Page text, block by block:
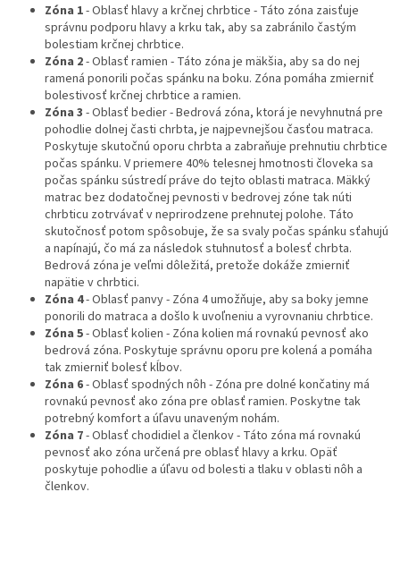
Zóna 1- Oblasť hlavy a krčnej chrbtice - Táto zóna zaisťuje
správnu podporu hlavy a krku tak, aby sa zabránilo častým
bolestiam krčnej chrbtice.
Zóna 2- Oblasť ramien - Táto zóna je mäkšia, aby sa do nej
ramená ponorili počas spánku na boku. Zóna pomáha zmierniť
bolestivosť krčnej chrbtice a ramien.
Zóna 3 - Oblasť bedier - Bedrová zóna, ktorá je nevyhnutná pre
pohodlie dolnej časti chrbta, je najpevnejšou časťou matraca.
Poskytuje skutočnú oporu chrbta a zabraňuje prehnutiu chrbtice
počas spánku. V priemere 40% telesnej hmotnosti človeka sa
počas spánku sústredí práve do tejto oblasti matraca. Mäkký
matrac bez dodatočnej pevnosti v bedrovej zóne tak núti
chrbticu zotrvávať v neprirodzene prehnutej polohe. Táto
skutočnosť potom spôsobuje, že sa svaly počas spánku sťahujú
a napínajú, čo má za následok stuhnutosť a bolesť chrbta.
Bedrová zóna je veľmi dôležitá, pretože dokáže zmierniť
napätie v chrbtici.
Zóna 4- Oblasť panvy - Zóna 4 umožňuje, aby sa boky jemne
ponorili do matraca a došlo k uvoľneniu a vyrovnaniu chrbtice.
Zóna 5- Oblasť kolien - Zóna kolien má rovnakú pevnosť ako
bedrová zóna. Poskytuje správnu oporu pre kolená a pomáha
tak zmierniť bolesť kĺbov.
Zóna 6- Oblasť spodných nôh - Zóna pre dolné končatiny má
rovnakú pevnosť ako zóna pre oblasť ramien. Poskytne tak
potrebný komfort a úľavu unaveným nohám.
Zóna 7- Oblasť chodidiel a členkov - Táto zóna má rovnakú
pevnosť ako zóna určená pre oblasť hlavy a krku. Opäť
poskytuje pohodlie a úľavu od bolesti a tlaku v oblasti nôh a
členkov.